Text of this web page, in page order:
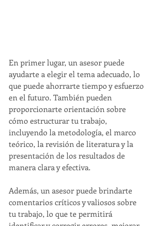
En primer lugar, un asesor puede
ayudarte a elegir el tema adecuado, lo
que puede ahorrarte tiempo y esfuerzo
en el futuro. También pueden
proporcionarte orientación sobre
cómo estructurar tu trabajo,
incluyendo la metodología, el marco
teórico, la revisión de literatura y la
presentación de los resultados de
manera clara y efectiva.
Además, un asesor puede brindarte
comentarios críticos y valiosos sobre
tu trabajo, lo que te permitirá